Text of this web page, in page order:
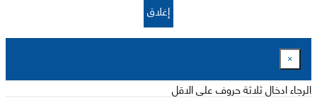
إغلاق
×
الرجاء ادخال ثلاثة حروف على الاقل